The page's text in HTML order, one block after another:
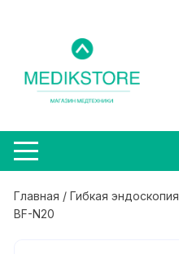
содержимому
Главная /Гибкая эндоскопия
BF-N20